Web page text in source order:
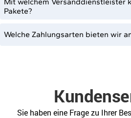
Pakete?
Welche Zahlungsarten bieten wir
Sie haben eine Frage zu Ihrer